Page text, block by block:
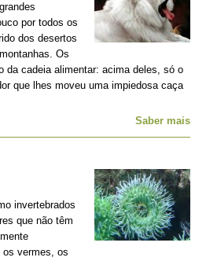
por todos os
dos desertos
Os
da cadeia alimentar: acima deles, só o
que lhes moveu uma impiedosa caça
Saber mais
invertebrados
que não têm
os vermes, os